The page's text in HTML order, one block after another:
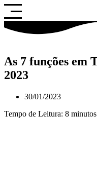
Saltar
para
o
conteúdo
As 7 funções em
2023
30/01/2023
Tempo de Leitura: 8 minutos